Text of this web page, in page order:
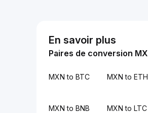
En savoir plus
Paires de conversion
MXN to BTC MXN to ETH
MXN to BNB MXN to LTC